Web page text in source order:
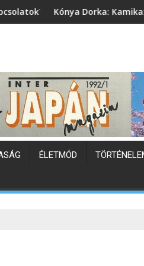
Kamikazek - A Busidó fiai
ÉLETMÓD